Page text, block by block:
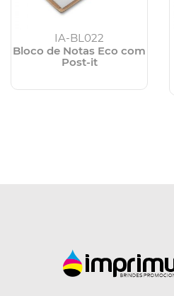
IA-BL022
Bloco de Notas Eco com
Post-it